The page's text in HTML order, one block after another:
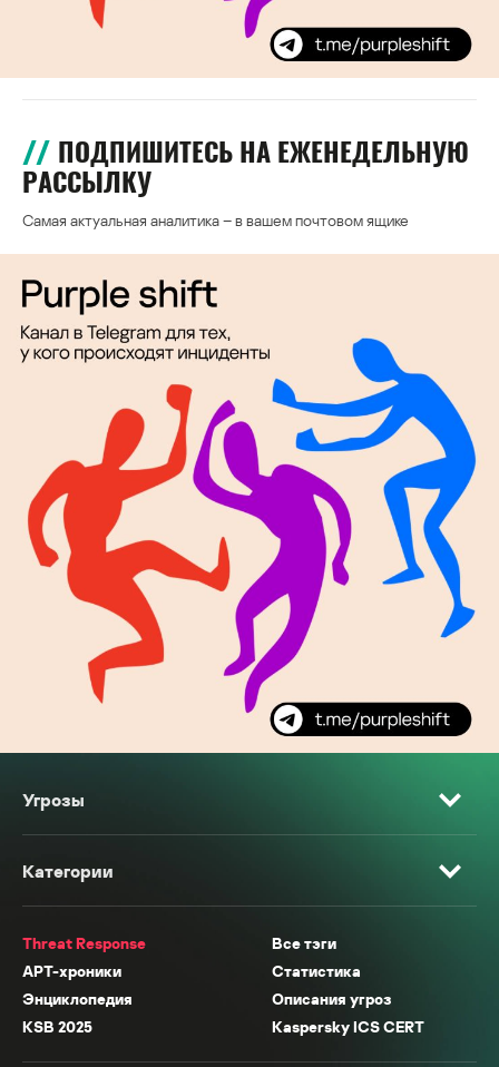
ПОДПИШИТЕСЬ НА ЕЖЕНЕДЕЛЬНУЮ
РАССЫЛКУ
Самая актуальная аналитика – в вашем почтовом ящике
Угрозы
Категории
Threat Response
Все тэги
APT-хроники
Статистика
Энциклопедия
Описания угроз
KSB 2025
Kaspersky ICS CERT